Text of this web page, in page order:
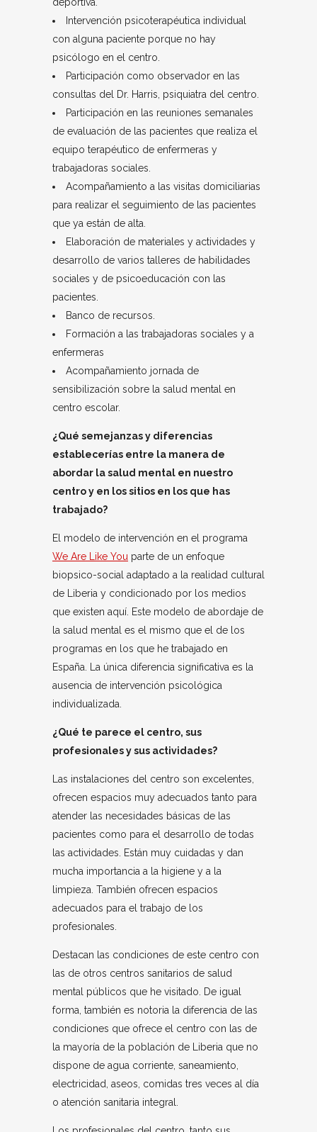
Intervención psicoterapéutica individual
con alguna paciente porque no hay
psicólogo en el centro.
Participación como observador en las
consultas del Dr. Harris, psiquiatra del centro.
Participación en las reuniones semanales
de evaluación de las pacientes que realiza el
equipo terapéutico de enfermeras y
trabajadoras sociales.
Acompañamiento a las visitas domiciliarias
para realizar el seguimiento de las pacientes
que ya están de alta.
Elaboración de materiales y actividades y
desarrollo de varios talleres de habilidades
sociales y de psicoeducación con las
pacientes.
Banco de recursos.
Formación a las trabajadoras sociales y a
enfermeras
Acompañamiento jornada de
sensibilización sobre la salud mental en
centro escolar.
¿Qué semejanzas y diferencias
establecerías entre la manera de
abordar la salud mental en nuestro
centro y en los sitios en los que has
trabajado?
El modelo de intervención en el programa
We Are Like You parte de un enfoque
biopsico-social adaptado a la realidad cultural
de Liberia y condicionado por los medios
que existen aquí. Este modelo de abordaje de
la salud mental es el mismo que el de los
programas en los que he trabajado en
España. La única diferencia significativa es la
ausencia de intervención psicológica
individualizada.
¿Qué te parece el centro, sus
profesionales y sus actividades?
Las instalaciones del centro son excelentes,
ofrecen espacios muy adecuados tanto para
atender las necesidades básicas de las
pacientes como para el desarrollo de todas
las actividades. Están muy cuidadas y dan
mucha importancia a la higiene y a la
limpieza. También ofrecen espacios
adecuados para el trabajo de los
profesionales.
Destacan las condiciones de este centro con
las de otros centros sanitarios de salud
mental públicos que he visitado. De igual
forma, también es notoria la diferencia de las
condiciones que ofrece el centro con las de
la mayoría de la población de Liberia que no
dispone de agua corriente, saneamiento,
electricidad, aseos, comidas tres veces al día
o atención sanitaria integral.